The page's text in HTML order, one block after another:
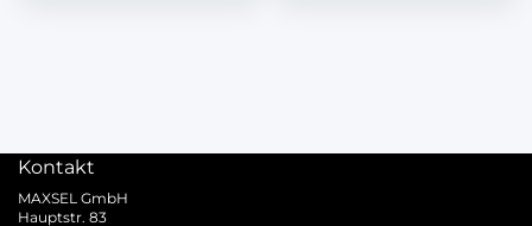
Kontakt
MAXSEL GmbH
Hauptstr. 83